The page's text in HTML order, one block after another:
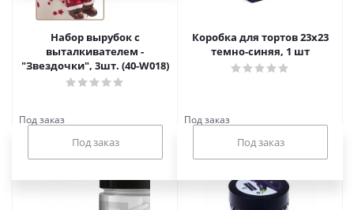
Набор вырубок с
выталкивателем -
"Звездочки", 3шт. (40-W018)
Под заказ
Коробка для тортов 23х23
темно-синяя, 1 шт
Под заказ